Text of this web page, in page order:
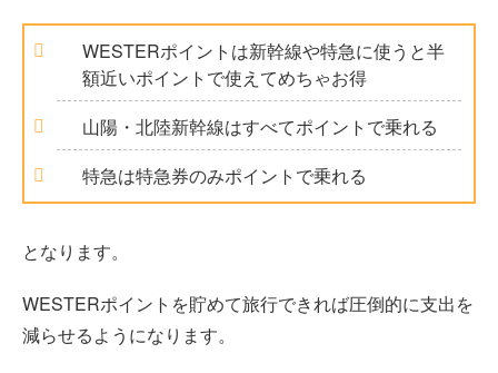
WESTERポイントは新幹線や特急に使うと半
額近いポイントで使えてめちゃお得
山陽・北陸新幹線はすべてポイントで乗れる
特急は特急券のみポイントで乗れる
となります。
WESTERポイントを貯めて旅行できれば圧倒的に支出を
減らせるようになります。